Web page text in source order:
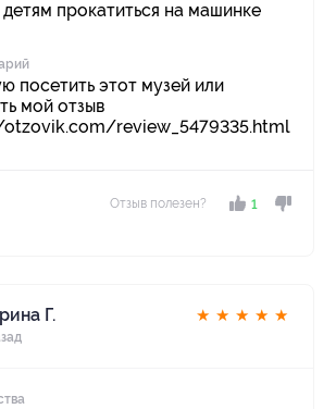
детям прокатиться на машинке
посетить этот музей или
мой отзыв
review_5479335.html
Отзыв полезен? 1
Г. ★ ★ ★ ★ ★